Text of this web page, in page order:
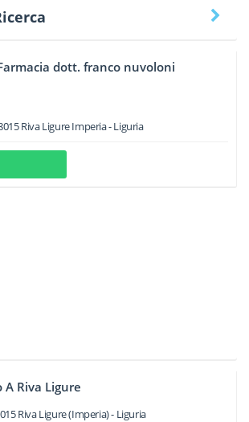
dott. franco nuvoloni
Riva LigureImperia -Liguria
A Riva Ligure
Riva Ligure(Imperia) - Liguria